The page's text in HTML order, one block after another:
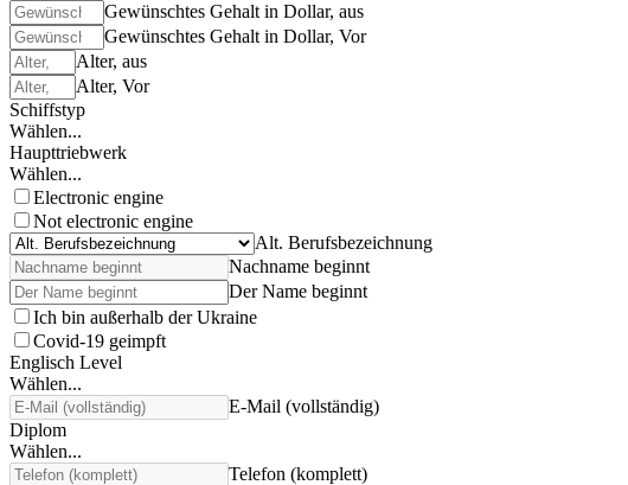
Gewünschtes Gehalt in Dollar, aus
Gewünschtes Gehalt in Dollar, Vor
Alter, aus
Alter, Vor
Schiffstyp
Wählen...
Haupttriebwerk
Wählen...
Electronic engine
Not electronic engine
Alt. Berufsbezeichnung
Nachname beginnt
Der Name beginnt
Ich bin außerhalb der Ukraine
Covid-19 geimpft
Englisch Level
Wählen...
E-Mail (vollständig)
Diplom
Wählen...
Telefon (komplett)